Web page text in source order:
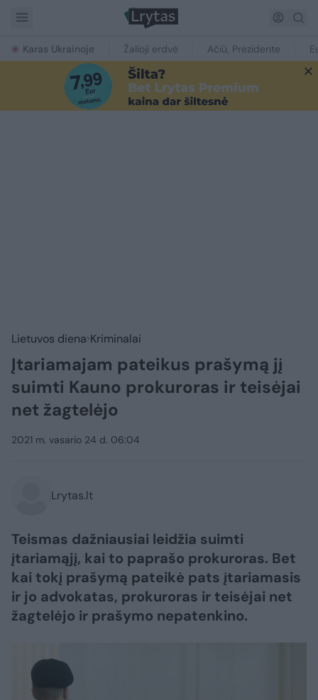
Karas Ukrainoje Žalioji erdvė Ačiū, Prezidente
Lietuvos diena Kriminalai
Įtariamajam pateikus prašymą jį
suimti Kauno prokuroras ir teisėjai
net žagtelėjo
2021 m. vasario 24 d. 06:04
Lrytas.lt
Teismas dažniausiai leidžia suimti
įtariamąjį, kai to paprašo prokuroras. Bet
kai tokį prašymą pateikė pats įtariamasis
ir jo advokatas, prokuroras ir teisėjai net
žagtelėjo ir prašymo nepatenkino.